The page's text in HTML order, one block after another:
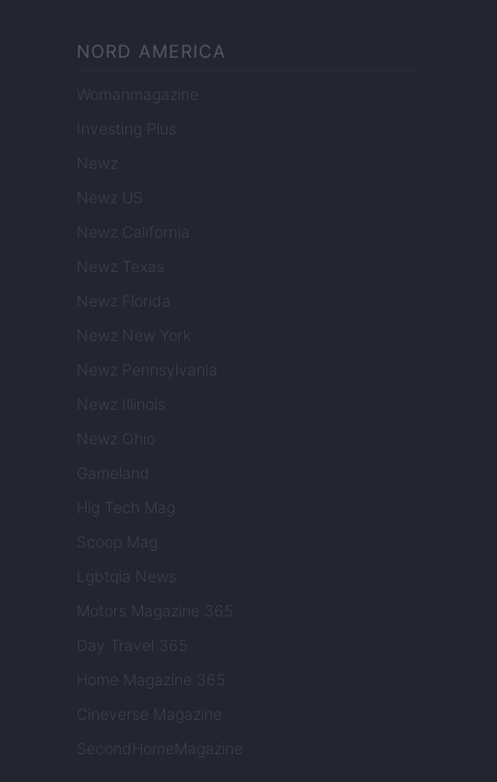
NORD AMERICA
Womanmagazine
Investing Plus
Newz
Newz US
Newz California
Newz Texas
Newz Florida
Newz New York
Newz Pennsylvania
Newz Illinois
Newz Ohio
Gameland
Hig Tech Mag
Scoop Mag
Lgbtqia News
Motors Magazine 365
Day Travel 365
Home Magazine 365
Cineverse Magazine
SecondHomeMagazine